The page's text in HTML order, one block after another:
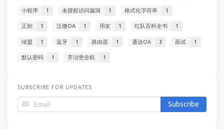
小程序 1 未授权访问漏洞 1 格式化字符串 1
正则 1 泛微OA 1 用友 1 红队百科全书 1
绿盟 1 蓝牙 1 路由器 1 通达OA 3 面试 1
默认密码 1 齐治堡垒机 1
SUBSCRIBE FOR UPDATES